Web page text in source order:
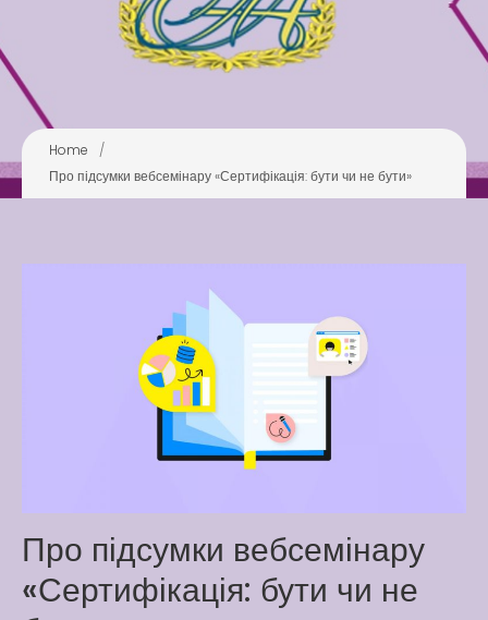
Swimming Lessons at New
Pool
Play is Our Brain’s Favorite
Latter match class
New Friends Everyday at
Latter match class
Swimming Lessons at New
Pool
Latter match class
New Friends Everyday at
Kiddie
Home
/
Про підсумки вебсемінару «Сертифікація: бути чи не бути»
Про підсумки вебсемінару
«Сертифікація: бути чи не